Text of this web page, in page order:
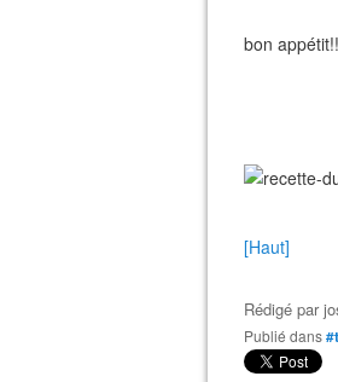
bon
[Haut]
Rédigé par
Publié dans